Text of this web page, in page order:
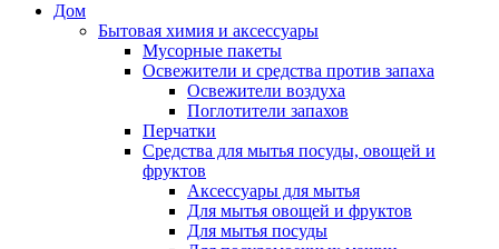
Дом
Бытовая химия и аксессуары
Мусорные пакеты
Освежители и средства против запаха
Освежители воздуха
Поглотители запахов
Перчатки
Средства для мытья посуды, овощей и
фруктов
Аксессуары для мытья
Для мытья овощей и фруктов
Для мытья посуды